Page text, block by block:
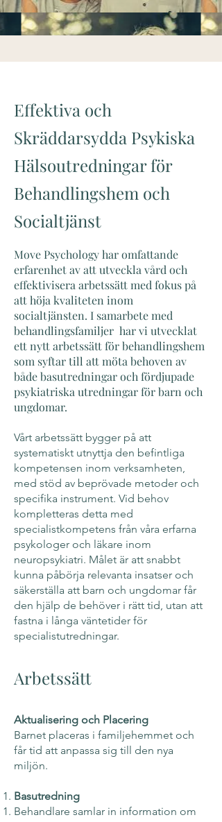
Effektiva och
Skräddarsydda Psykiska
Hälsoutredningar för
Behandlingshem och
Socialtjänst
​Move Psychology har omfattande
erfarenhet av att utveckla vård och
effektivisera arbetssätt med fokus på
att höja kvaliteten inom
socialtjänsten. I samarbete med
behandlingsfamiljer har vi utvecklat
ett nytt arbetssätt för behandlingshem
som syftar till att möta behoven av
både basutredningar och fördjupade
psykiatriska utredningar för barn och
ungdomar.
Vårt arbetssätt bygger på att
systematiskt utnyttja den befintliga
kompetensen inom verksamheten,
med stöd av beprövade metoder och
specifika instrument. Vid behov
kompletteras detta med
specialistkompetens från våra erfarna
psykologer och läkare inom
neuropsykiatri. Målet är att snabbt
kunna påbörja relevanta insatser och
säkerställa att barn och ungdomar får
den hjälp de behöver i rätt tid, utan att
fastna i långa väntetider för
specialistutredningar.
Arbetssätt
Aktualisering och Placering
Barnet placeras i familjehemmet och
får tid att anpassa sig till den nya
miljön.
Basutredning
Behandlare samlar in information om